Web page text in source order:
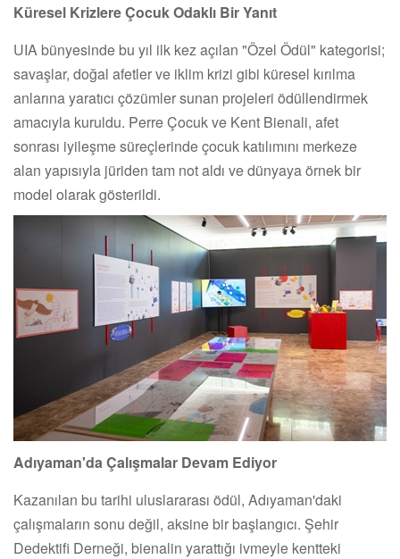
Küresel Krizlere Çocuk Odaklı Bir Yanıt
UIA bünyesinde bu yıl ilk kez açılan "Özel Ödül" kategorisi;
savaşlar, doğal afetler ve iklim krizi gibi küresel kırılma
anlarına yaratıcı çözümler sunan projeleri ödüllendirmek
amacıyla kuruldu. Perre Çocuk ve Kent Bienali, afet
sonrası iyileşme süreçlerinde çocuk katılımını merkeze
alan yapısıyla jüriden tam not aldı ve dünyaya örnek bir
model olarak gösterildi.
Adıyaman'da Çalışmalar Devam Ediyor
Kazanılan bu tarihi uluslararası ödül, Adıyaman'daki
çalışmaların sonu değil, aksine bir başlangıcı. Şehir
Dedektifi Derneği, bienalin yarattığı ivmeyle kentteki